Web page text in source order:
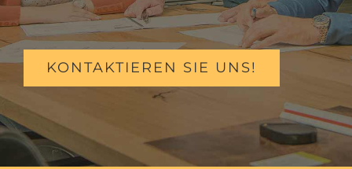
KONTAKTIEREN SIE UNS!